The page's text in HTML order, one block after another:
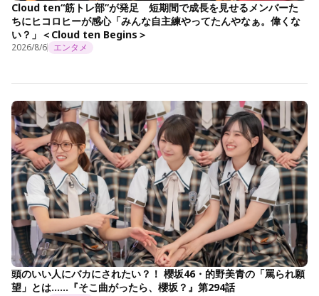
Cloud ten“筋トレ部”が発足 短期間で成長を見せるメンバーた
ちにヒコロヒーが感心「みんな自主練やってたんやなぁ。偉くな
い？」＜Cloud ten Begins＞
2026/8/6 エンタメ
頭のいい人にバカにされたい？！ 櫻坂46・的野美青の「罵られ願
望」とは……『そこ曲がったら、櫻坂？』第294話